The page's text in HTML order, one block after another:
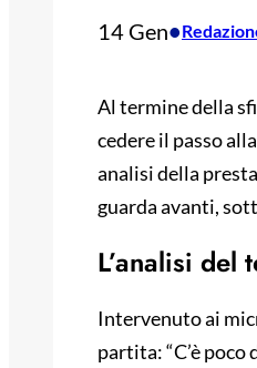
14 Gen•
Al termine della
cedere il passo
analisi della
guarda avanti,
L’analisi del
Intervenuto ai
partita: “C’è poco